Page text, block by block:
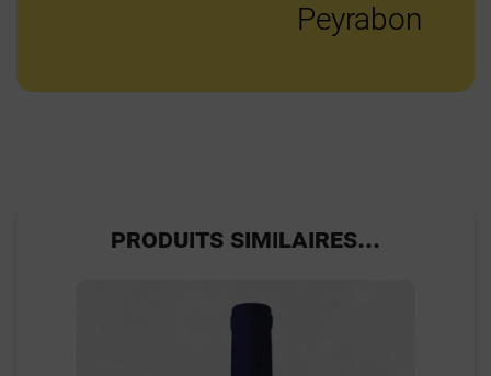
Peyrabon
PRODUITS SIMILAIRES...